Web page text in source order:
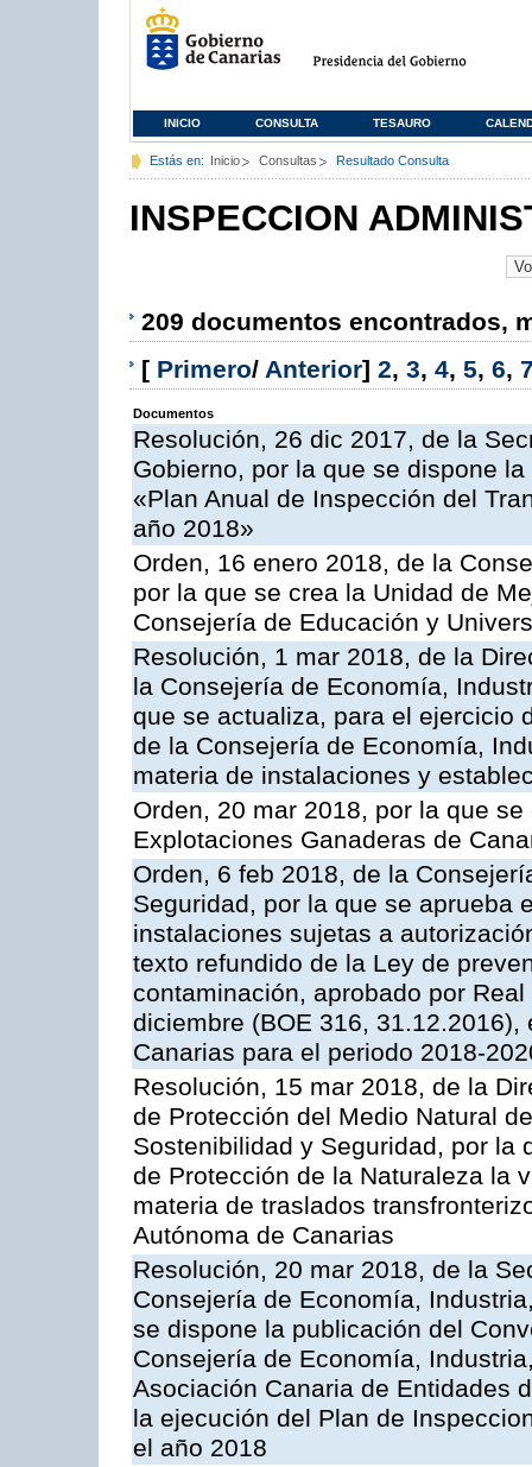
INICIO CONSULTA TESAURO
Estás en: Inicio Consultas Resultado Consulta
INSPECCION
209 documentos encontrados,
[ Primero/ Anterior] 2, 3, 4, 5, 6,
Documentos
Resolución, 26 dic 2017, de la
Gobierno, por la que se dispone
«Plan Anual de Inspección del
año 2018»
Orden, 16 enero 2018, de la
por la que se crea la Unidad de
Consejería de Educación y
Resolución, 1 mar 2018, de la
la Consejería de Economía,
que se actualiza, para el ejercicio
de la Consejería de Economía,
materia de instalaciones y
Orden, 20 mar 2018, por la que
Explotaciones Ganaderas de
Orden, 6 feb 2018, de la
Seguridad, por la que se aprueba
instalaciones sujetas a
texto refundido de la Ley de
contaminación, aprobado por
diciembre (BOE 316,
Canarias para el periodo 2018-
Resolución, 15 mar 2018, de la
de Protección del Medio Natural
Sostenibilidad y Seguridad, por la
de Protección de la Naturaleza la
materia de traslados
Autónoma de Canarias
Resolución, 20 mar 2018, de la
Consejería de Economía,
se dispone la publicación del
Consejería de Economía,
Asociación Canaria de Entidades
la ejecución del Plan de
el año 2018